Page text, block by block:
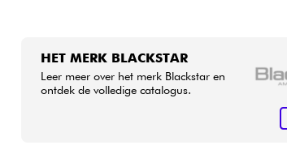
HET MERK BLACKSTAR
Leer meer over het merk Blackstar en
ontdek de volledige catalogus.